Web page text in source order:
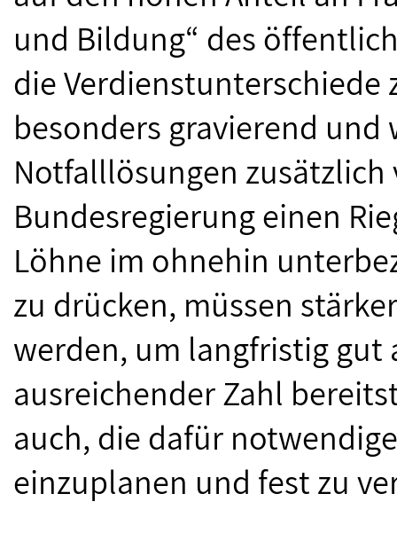
und Bildung“ des
die Verdienstunterschiede
besonders gravierend
Notfalllösungen
Bundesregierung einen
Löhne im ohnehin
zu drücken, müssen
werden, um langfristig gut
ausreichender Zahl
auch, die dafür
einzuplanen und fest zu